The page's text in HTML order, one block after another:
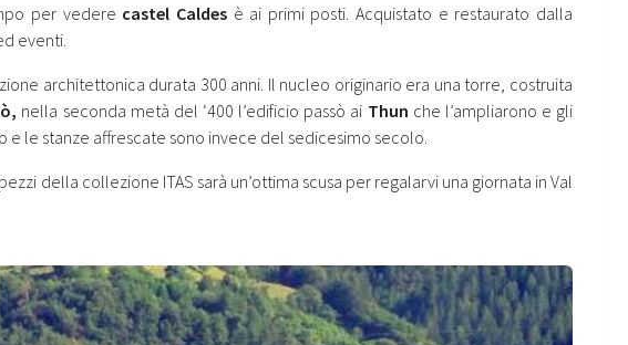
per vedere castel Caldesè ai primi posti. Acquistato e restaurato dalla
eventi.
architettonica durata 300 anni. Il nucleo originario era una torre, costruita
nella seconda metà del ‘400 l’edificio passò ai Thun che l’ampliarono e gli
le stanze affrescate sono invece del sedicesimo secolo.
della collezione ITAS sarà un’ottima scusa per regalarvi una giornata in Val